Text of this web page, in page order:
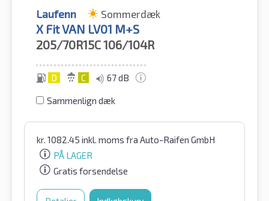
Laufenn Sommerdæk
X Fit VAN LV01 M+S
205/70R15C106/104R
D C 67 dB
Sammenlign dæk
kr. 1082.45 inkl. moms fra Auto-Raifen GmbH
PÅ LAGER
Gratis forsendelse